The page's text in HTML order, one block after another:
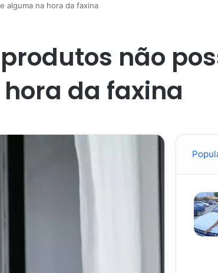
alguma na hora da faxina
não
da faxina